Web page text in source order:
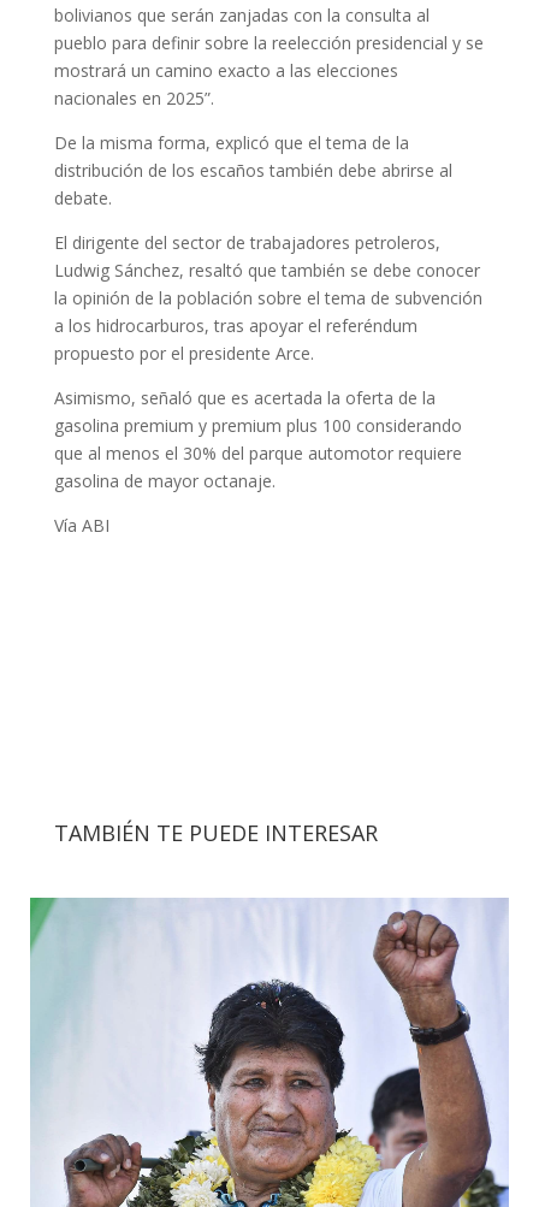
bolivianos que serán zanjadas con la consulta al
pueblo para definir sobre la reelección presidencial y se
mostrará un camino exacto a las elecciones
nacionales en 2025”.
De la misma forma, explicó que el tema de la
distribución de los escaños también debe abrirse al
debate.
El dirigente del sector de trabajadores petroleros,
Ludwig Sánchez, resaltó que también se debe conocer
la opinión de la población sobre el tema de subvención
a los hidrocarburos, tras apoyar el referéndum
propuesto por el presidente Arce.
Asimismo, señaló que es acertada la oferta de la
gasolina premium y premium plus 100 considerando
que al menos el 30% del parque automotor requiere
gasolina de mayor octanaje.
Vía ABI
TAMBIÉN TE PUEDE INTERESAR